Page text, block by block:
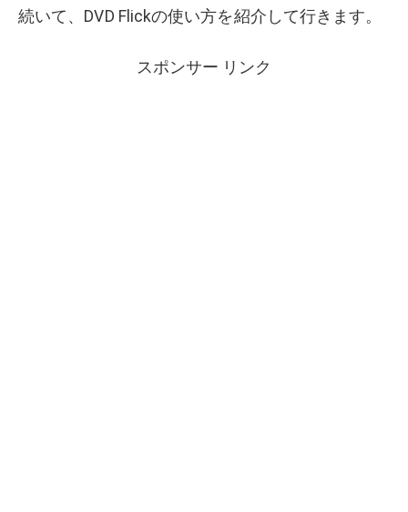
続いて、DVD Flickの使い方を紹介して行きます。
スポンサー リンク